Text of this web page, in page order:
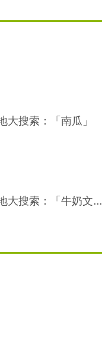
大搜索：「南瓜」
大搜索：「牛奶文...